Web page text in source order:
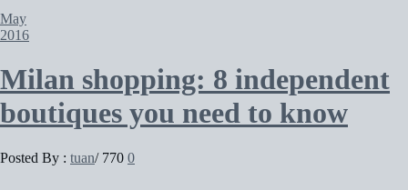
May
2016
Milan shopping: 8 independent
boutiques you need to know
Posted By : tuan/ 770 0